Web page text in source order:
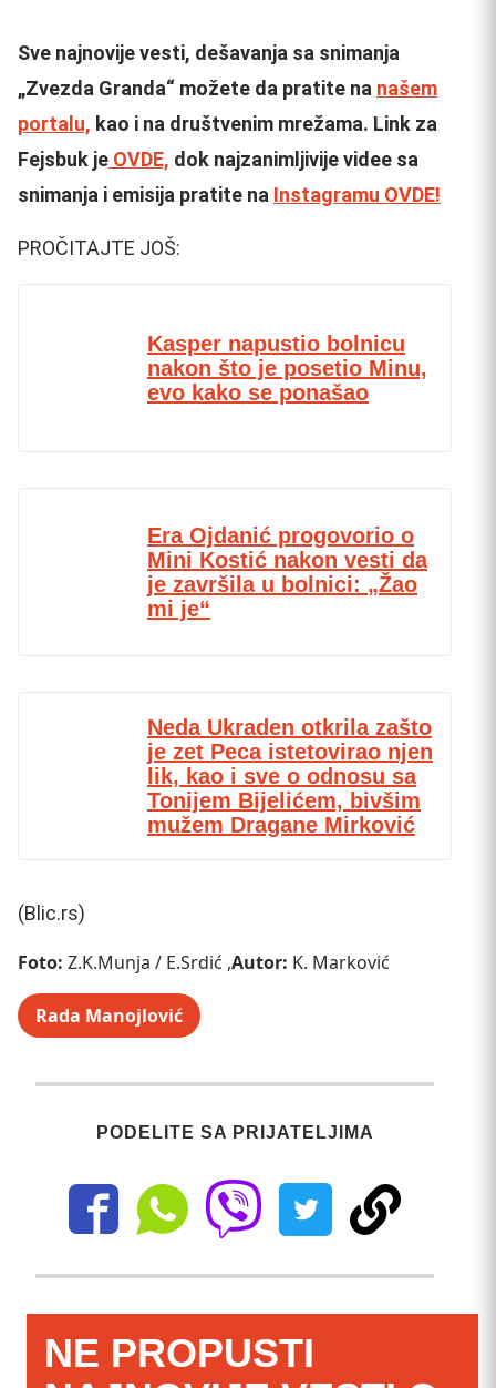
Sve najnovije vesti, dešavanja sa snimanja
„Zvezda Granda“ možete da pratite na našem
portalu, kao i na društvenim mrežama. Link za
Fejsbuk je OVDE, dok najzanimljivije videe sa
snimanja i emisija pratite na Instagramu OVDE!
PROČITAJTE JOŠ:
Kasper napustio bolnicu
nakon što je posetio Minu,
evo kako se ponašao
Era Ojdanić progovorio o
Mini Kostić nakon vesti da
je završila u bolnici: „Žao
mi je“
Neda Ukraden otkrila zašto
je zet Peca istetovirao njen
lik, kao i sve o odnosu sa
Tonijem Bijelićem, bivšim
mužem Dragane Mirković
(Blic.rs)
Foto: Z.K.Munja / E.Srdić ,Autor: K. Marković
Rada Manojlović
PODELITE SA PRIJATELJIMA
NE PROPUSTI